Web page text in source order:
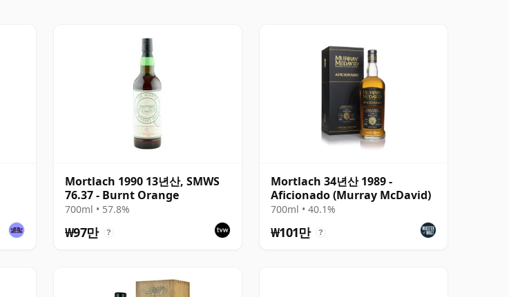
Mortlach 1990 13년산, SMWS
76.37 - Burnt Orange
700ml • 57.8%
₩97만 ?
Mortlach 34년산 1989 -
Aficionado (Murray McDavid)
700ml • 40.1%
₩101만 ?